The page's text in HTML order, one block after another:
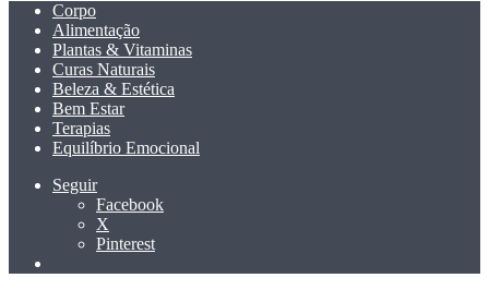
Corpo
Alimentação
Plantas & Vitaminas
Curas Naturais
Beleza & Estética
Bem Estar
Terapias
Equilíbrio Emocional
Seguir
Facebook
X
Pinterest